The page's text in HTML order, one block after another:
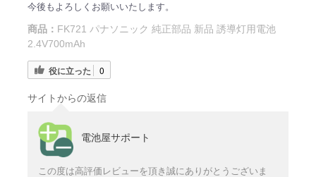
今後もよろしくお願いいたします。
商品： FK721 パナソニック 純正部品 新品 誘導灯用電池
2.4V700mAh
役に立った 0
サイトからの返信
電池屋サポート
この度は高評価レビューを頂き誠にありがとうございま